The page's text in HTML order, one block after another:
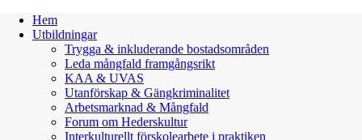
Hem
Utbildningar
Trygga & inkluderande bostadsområden
Leda mångfald framgångsrikt
KAA & UVAS
Utanförskap & Gängkriminalitet
Arbetsmarknad & Mångfald
Forum om Hederskultur
Interkulturellt förskolearbete i praktiken